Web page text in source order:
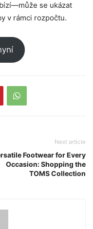
se ukázat
v rámci rozpočtu.
Next article
Footwear for Every
Occasion: Shopping the
TOMS Collection